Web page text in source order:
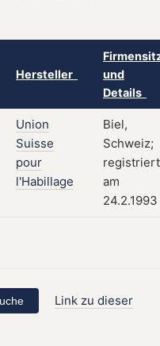
Hersteller
und
Details
Union
Suisse
pour
l'Habillage
Biel,
Schweiz;
registriert
am
24.2.1993
Link zu dieser